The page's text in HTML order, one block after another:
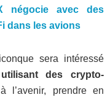
négocie avec des
dans les avions
sera intéressé
des crypto-
l’avenir, prendre en